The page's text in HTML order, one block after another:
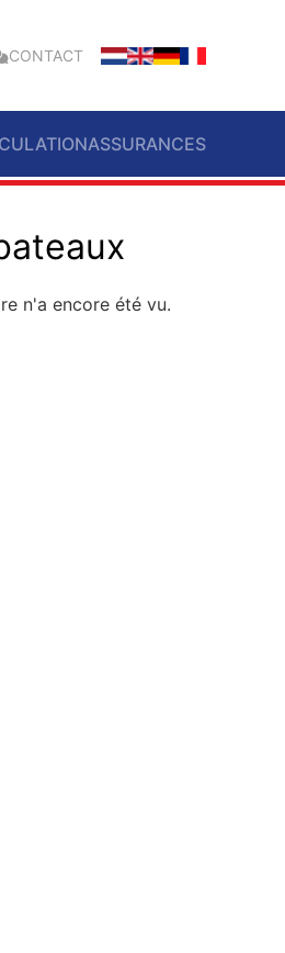
CONTACT
ASSURANCES
n'a encore été vu.